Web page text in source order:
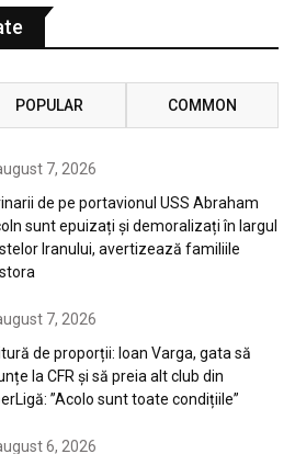
POPULAR COMMON
7, 2026
de pe portavionul USS Abraham
sunt epuizați și demoralizați în largul
Iranului, avertizează familiile
7, 2026
de proporții: Ioan Varga, gata să
la CFR și să preia alt club din
”Acolo sunt toate condițiile”
6, 2026